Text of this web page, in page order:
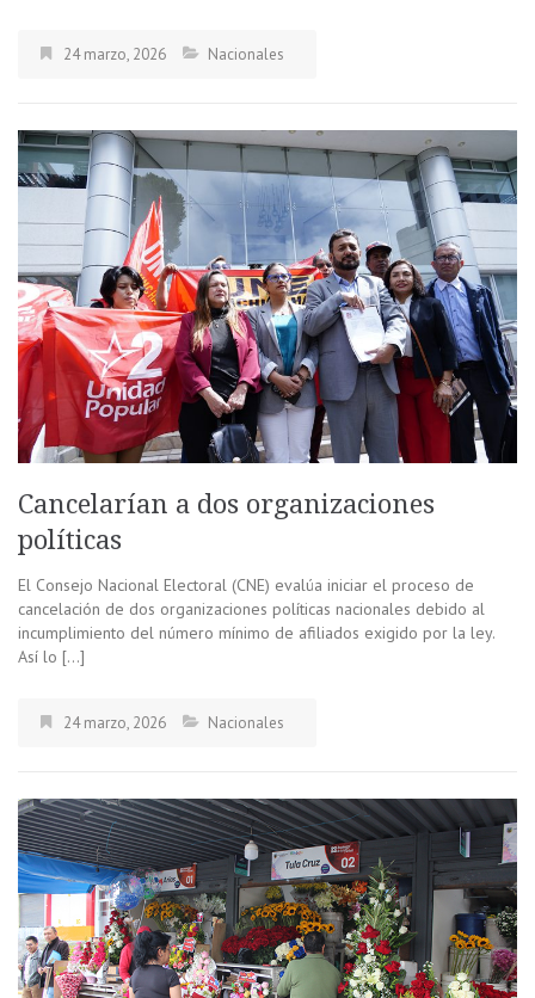
24 marzo, 2026 Nacionales
Cancelarían a dos organizaciones
políticas
El Consejo Nacional Electoral (CNE) evalúa iniciar el proceso de
cancelación de dos organizaciones políticas nacionales debido al
incumplimiento del número mínimo de afiliados exigido por la ley.
Así lo […]
24 marzo, 2026 Nacionales